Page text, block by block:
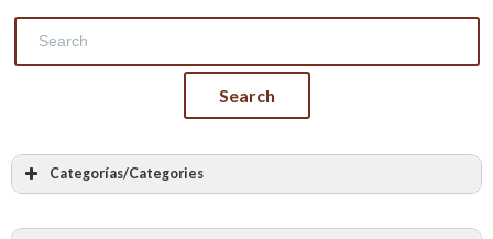
Categorías/Categories
Stone masonry